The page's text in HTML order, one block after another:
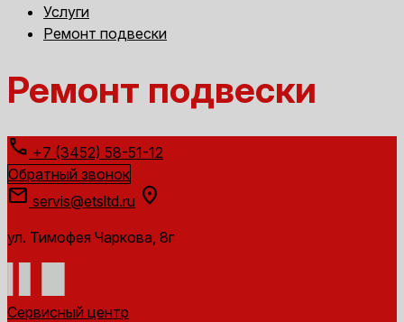
Услуги
Ремонт подвески
Ремонт подвески
call +7 (3452) 58-51-12
Обратный звонок
mail servis@etsltd.ru location_on
ул. Тимофея Чаркова, 8г
Сервисный центр